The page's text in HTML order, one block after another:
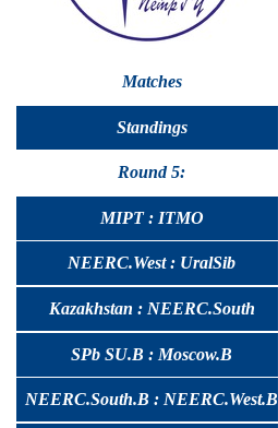
Matches
Standings
Round 5:
MIPT : ITMO
NEERC.West : UralSib
Kazakhstan : NEERC.South
SPb SU.B : Moscow.B
NEERC.South.B : NEERC.West.B